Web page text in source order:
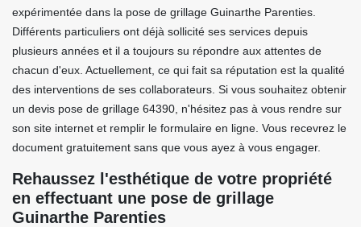
expérimentée dans la pose de grillage Guinarthe Parenties.
Différents particuliers ont déjà sollicité ses services depuis
plusieurs années et il a toujours su répondre aux attentes de
chacun d'eux. Actuellement, ce qui fait sa réputation est la qualité
des interventions de ses collaborateurs. Si vous souhaitez obtenir
un devis pose de grillage 64390, n'hésitez pas à vous rendre sur
son site internet et remplir le formulaire en ligne. Vous recevrez le
document gratuitement sans que vous ayez à vous engager.
Rehaussez l'esthétique de votre propriété
en effectuant une pose de grillage
Guinarthe Parenties